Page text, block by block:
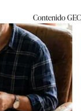
ContenidoGEC